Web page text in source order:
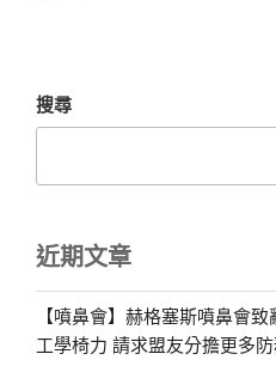
搜尋
近期文章
【噴鼻會】赫格塞斯噴鼻會
工學椅力 請求盟友分擔更多